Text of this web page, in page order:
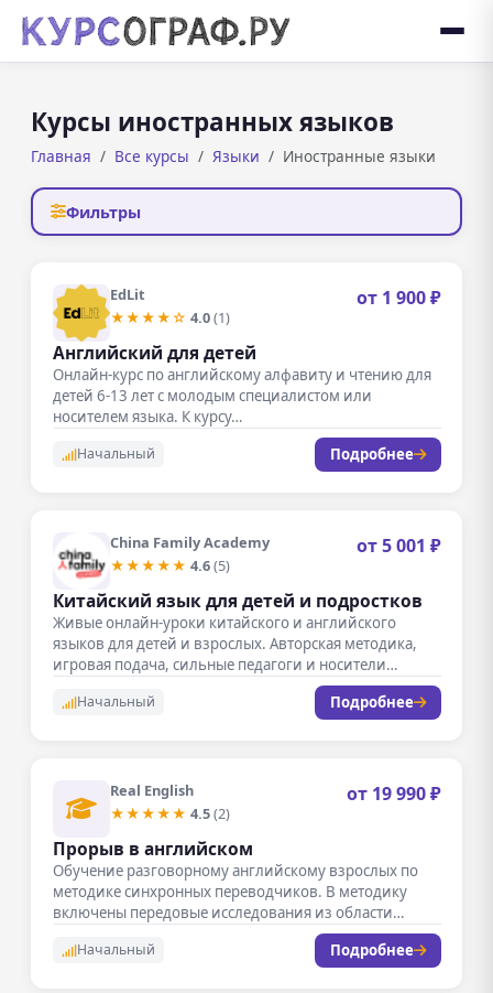
Курсы иностранных языков
Главная Все курсы Языки Иностранные языки
Фильтры
EdLit
★★★★☆ 4.0(1)
от 1 900 ₽
Английский для детей
Онлайн-курс по английскому алфавиту и чтению для
детей 6-13 лет с молодым специалистом или
носителем языка. К курсу…
Начальный Подробнее
China Family Academy
★★★★★ 4.6(5)
от 5 001 ₽
Китайский язык для детей и подростков
Живые онлайн-уроки китайского и английского
языков для детей и взрослых. Авторская методика,
игровая подача, сильные педагоги и носители…
Начальный Подробнее
Real English
★★★★★ 4.5(2)
от 19 990 ₽
Прорыв в английском
Обучение разговорному английскому взрослых по
методике синхронных переводчиков. В методику
включены передовые исследования из области
Начальный Подробнее